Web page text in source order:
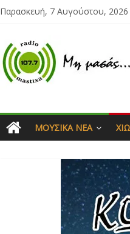
Παρασκευή, 7 Αυγούστου, 2026
ΜΟΥΣΙΚΆ ΝΈΑ